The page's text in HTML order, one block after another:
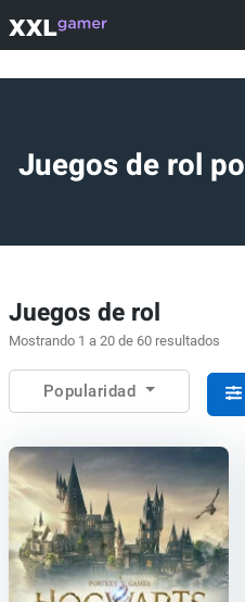
Juegos de rol
Juegos de rol
Mostrando 1 a 20 de 60 resultados
Popularidad